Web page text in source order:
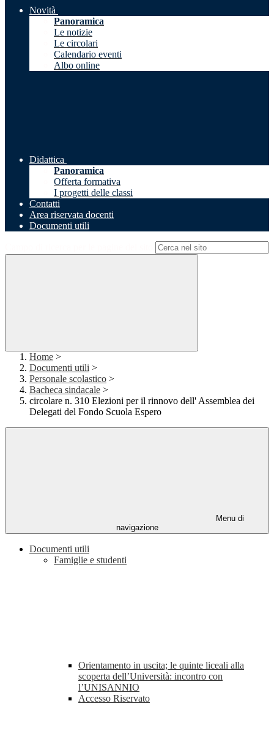
Novità
Panoramica
Le notizie
Le circolari
Calendario eventi
Albo online
Didattica
Panoramica
Offerta formativa
I progetti delle classi
Contatti
Area riservata docenti
Documenti utili
Home >
Documenti utili >
Personale scolastico >
Bacheca sindacale >
circolare n. 310 Elezioni per il rinnovo dell' Assemblea dei
Delegati del Fondo Scuola Espero
Menu di
navigazione
Documenti utili
Famiglie e studenti
Orientamento in uscita; le quinte liceali alla
scoperta dell’Università: incontro con
l’UNISANNIO
Accesso Riservato